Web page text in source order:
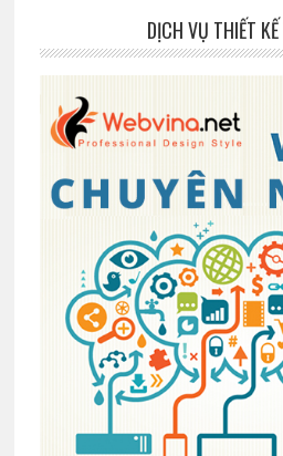
DỊCH VỤ THIẾT